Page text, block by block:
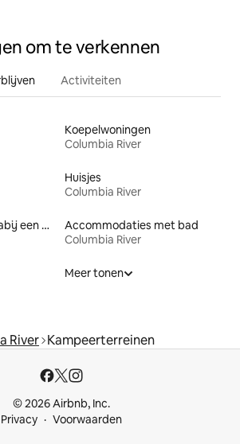
om te verkennen
Activiteiten
Koepelwoningen
Columbia River
Huisjes
Columbia River
Accommodaties nabij een meer
Accommodaties met bad
Columbia River
Meer tonen
River Kampeerterreinen
© 2026 Airbnb, Inc.
Privacy
Voorwaarden